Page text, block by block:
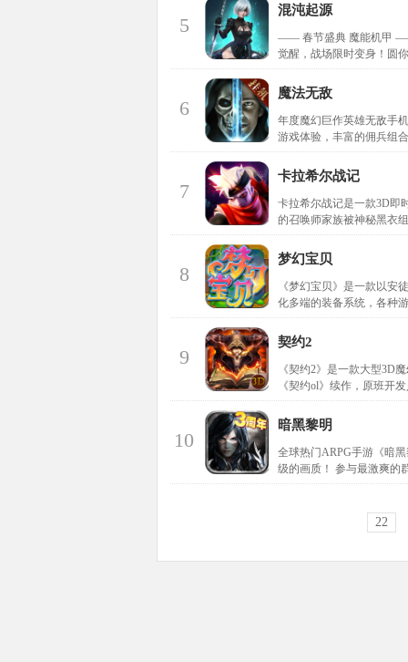
5
混沌起源
—— 春节盛典 魔能机甲 ——
觉醒，战场限时变身！圆
6
魔法无敌
年度魔幻巨作英雄无敌手
游戏体验，丰富的佣兵组
7
卡拉希尔战记
卡拉希尔战记是一款3D即
的召唤师家族被神秘黑衣
8
梦幻宝贝
《梦幻宝贝》是一款以安
化多端的装备系统，各种
9
契约2
《契约2》是一款大型3D
《契约ol》续作，原班开
10
暗黑黎明
全球热门ARPG手游《暗
级的画质！ 参与最激爽的
22